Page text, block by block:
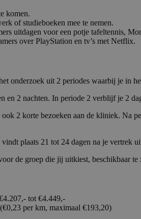
komen.
of studieboeken mee te nemen.
uitdagen voor een potje tafeltennis,
over PlayStation en tv’s met Netflix.
onderzoek uit 2 periodes waarbij je in
en 2 nachten. In periode 2 verblijf je 2
2 korte bezoeken aan de kliniek. Na
plaats 21 tot 24 dagen na je vertrek
de groep die jij uitkiest, beschikbaar
tot €4.449,-
per km, maximaal €193,20)